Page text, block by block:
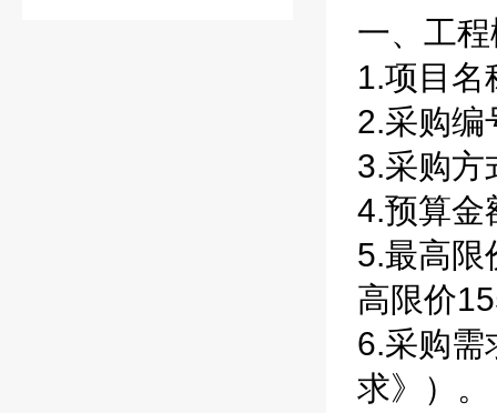
一、工
1.项目名
2.采购编
3.采购方
4.预算金
5.最高限
高限价
6.采购需
求》）